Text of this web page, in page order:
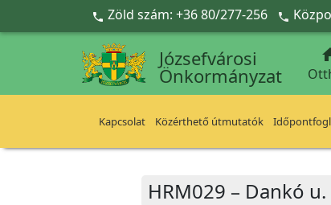
Ugrás a fő tartalomra
 Zöld szám: +36 80/277-256 
Józsefvárosi
Önkormányzat
Kapcsolat Közérthető útmutatók
HRM029 – Dankó